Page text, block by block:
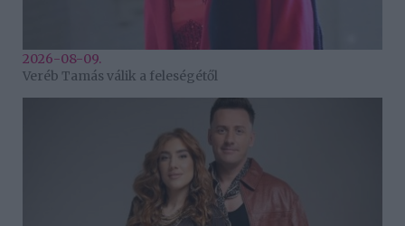
2026-08-09.
Veréb Tamás válik a feleségétől